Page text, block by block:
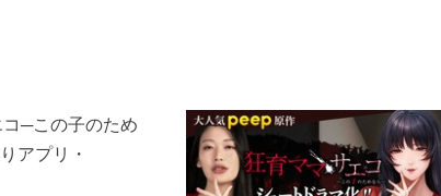
コ─この子のため
アプリ・